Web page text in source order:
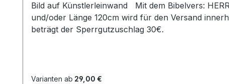
Bild auf Künstlerleinwand Mit dem Bibelvers:
und/oder Länge 120cm wird für den Versand
beträgt der Sperrgutzuschlag 30€.
Varianten ab 29,00 €